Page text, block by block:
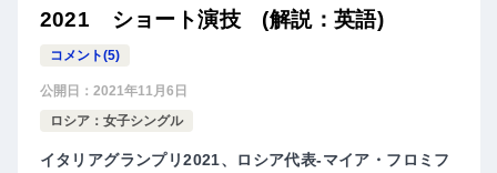
2021 ショート演技 (解説：英語)
コメント(5)
公開日： 2021年11月6日
ロシア：女子シングル
イタリアグランプリ2021、ロシア代表-マイア・​フロミフ